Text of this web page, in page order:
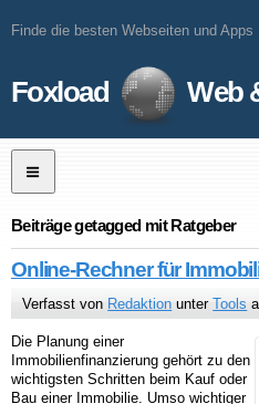
Finde die besten Webseiten und Apps
Foxload Web
Beiträge getagged mit Ratgeber
Online-Rechner für
Verfasst von Redaktion unterTools
Die Planung einer
Immobilienfinanzierung gehört zu den
wichtigsten Schritten beim Kauf oder
Bau einer Immobilie. Umso wichtiger